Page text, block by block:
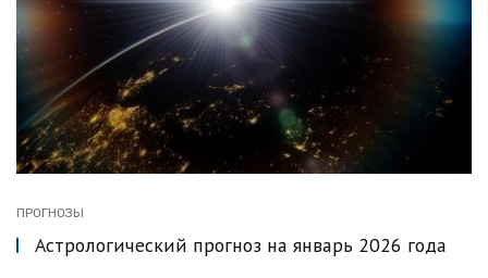
ПРОГНОЗЫ
Астрологический прогноз на январь 2026 года